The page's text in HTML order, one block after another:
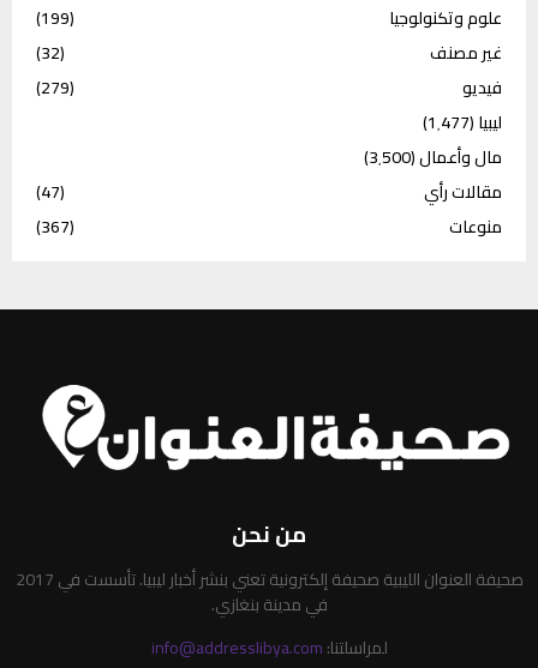
علوم وتكنولوجيا
(199)
غير مصنف
(32)
فيديو
(279)
ليبيا(1٬477)
مال وأعمال(3٬500)
مقالات رأي
(47)
منوعات
(367)
من نحن
صحيفة العنوان الليبية صحيفة إلكترونية تعني بنشر أخبار ليبيا. تأسست في 2017
في مدينة بنغازي.
لمراسلتنا:info@addresslibya.com